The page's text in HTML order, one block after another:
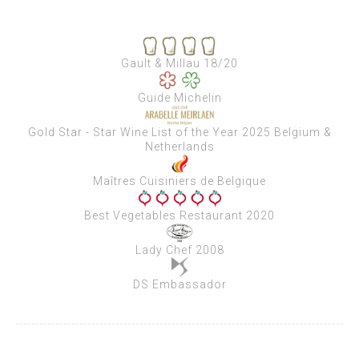
Gault & Millau 18/20
Guide Michelin
Gold Star - Star Wine List of the Year 2025 Belgium &
Netherlands
Maîtres Cuisiniers de Belgique
Best Vegetables Restaurant 2020
Lady Chef 2008
DS Embassador